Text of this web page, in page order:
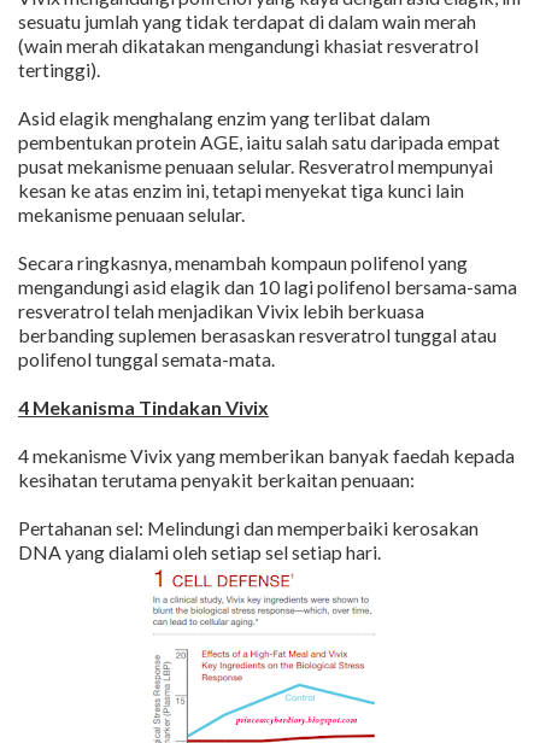
sesuatu jumlah yang tidak terdapat di dalam wain merah
(wain merah dikatakan mengandungi khasiat resveratrol
tertinggi).
Asid elagik menghalang enzim yang terlibat dalam
pembentukan protein AGE, iaitu salah satu daripada empat
pusat mekanisme penuaan selular. Resveratrol mempunyai
kesan ke atas enzim ini, tetapi menyekat tiga kunci lain
mekanisme penuaan selular.
Secara ringkasnya, menambah kompaun polifenol yang
mengandungi asid elagik dan 10 lagi polifenol bersama-sama
resveratrol telah menjadikan Vivix lebih berkuasa
berbanding suplemen berasaskan resveratrol tunggal atau
polifenol tunggal semata-mata.
4 Mekanisma Tindakan Vivix
4 mekanisme Vivix yang memberikan banyak faedah kepada
kesihatan terutama penyakit berkaitan penuaan:
Pertahanan sel: Melindungi dan memperbaiki kerosakan
DNA yang dialami oleh setiap sel setiap hari.